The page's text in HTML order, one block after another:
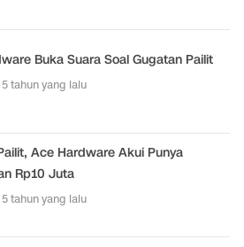
Buka Suara Soal Gugatan Pailit
5 tahun yang lalu
Ace Hardware Akui Punya
Rp10 Juta
5 tahun yang lalu